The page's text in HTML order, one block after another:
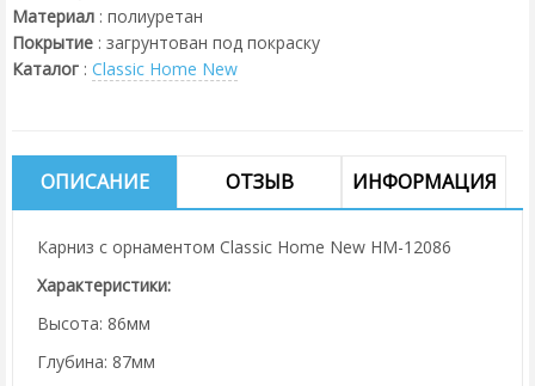
Материал : полиуретан
Покрытие : загрунтован под покраску
Каталог : Classic Home New
ОПИСАНИЕ ОТЗЫВ ИНФОРМАЦИЯ
Карниз с орнаментом Classic Home New HM-12086
Характеристики:
Высота: 86мм
Глубина: 87мм